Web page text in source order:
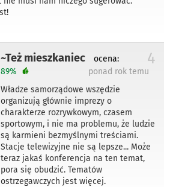
~Też mieszkaniec 4
ponad rok temu
ocena:
89%
Władze samorządowe wszędzie
organizują głównie imprezy o
charakterze rozrywkowym, czasem
sportowym, i nie ma problemu, że ludzie
są karmieni bezmyślnymi treściami.
Stacje telewizyjne nie są lepsze... Może
teraz jakaś konferencja na ten temat,
pora się obudzić. Tematów
ostrzegawczych jest więcej.